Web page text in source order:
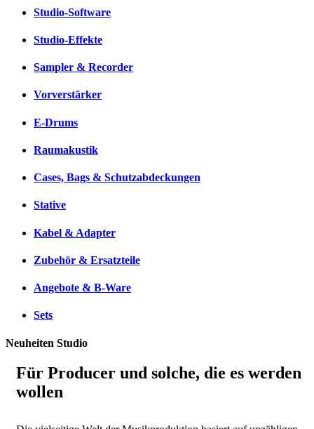
Studio-Software
Studio-Effekte
Sampler & Recorder
Vorverstärker
E-Drums
Raumakustik
Cases, Bags & Schutzabdeckungen
Stative
Kabel & Adapter
Zubehör & Ersatzteile
Angebote & B-Ware
Sets
Neuheiten Studio
Für Producer und solche, die es werden
wollen